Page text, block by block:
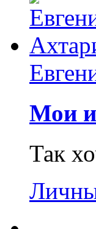
Мои
Так